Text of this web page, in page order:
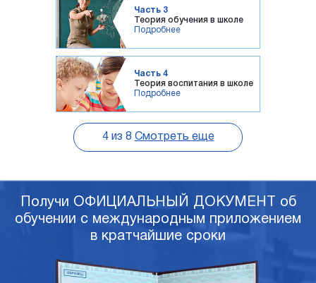
Часть 3
Теория обучения в школе
Подробнее
Часть 4
Теория воспитания в школе
Подробнее
4из 8 Смотреть еще
Получи ОФИЦИАЛЬНЫЙ ДОКУМЕНТ об
обучении с международным приложением
в кратчайшие сроки